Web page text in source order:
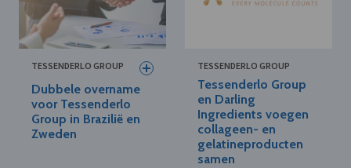
TESSENDERLO GROUP
Dubbele overname
voor Tessenderlo
Group in Brazilië en
Zweden
TESSENDERLO GROUP
Tessenderlo Group
en Darling
Ingredients voegen
collageen- en
gelatineproducten
samen